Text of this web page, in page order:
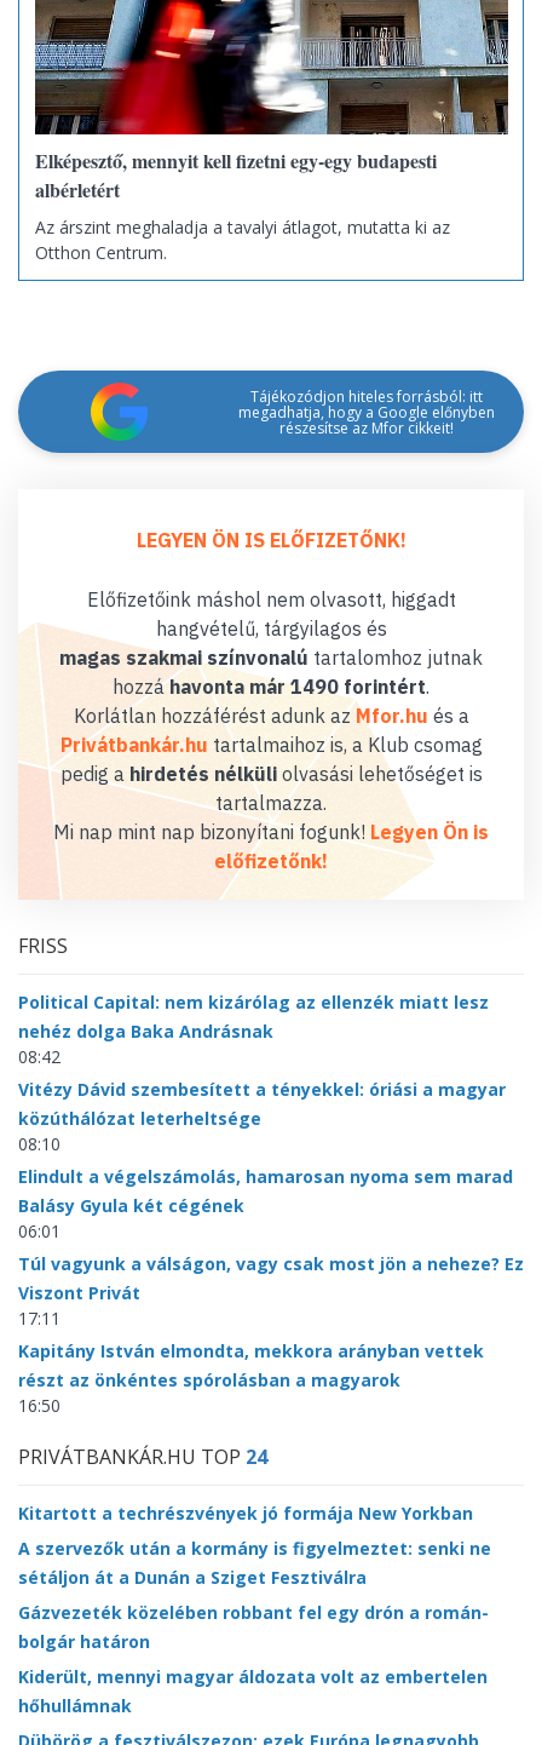
Elképesztő, mennyit kell fizetni egy-egy budapesti
albérletért
Az árszint meghaladja a tavalyi átlagot, mutatta ki az
Otthon Centrum.
Tájékozódjon hiteles forrásból: itt
megadhatja, hogy a Google előnyben
részesítse az Mfor cikkeit!
LEGYEN ÖN IS ELŐFIZETŐNK!
Előfizetőink máshol nem olvasott, higgadt
hangvételű, tárgyilagos és
magas szakmai színvonalú tartalomhoz jutnak
hozzáhavonta már 1490 forintért.
Korlátlan hozzáférést adunk az Mfor.hu és a
Privátbankár.hu tartalmaihoz is, a Klub csomag
pedig a hirdetés nélküliolvasási lehetőséget is
tartalmazza.
Mi nap mint nap bizonyítani fogunk! Legyen Ön is
előfizetőnk!
FRISS
Political Capital: nem kizárólag az ellenzék miatt lesz
nehéz dolga Baka Andrásnak
08:42
Vitézy Dávid szembesített a tényekkel: óriási a magyar
közúthálózat leterheltsége
08:10
Elindult a végelszámolás, hamarosan nyoma sem marad
Balásy Gyula két cégének
06:01
Túl vagyunk a válságon, vagy csak most jön a neheze? Ez
Viszont Privát
17:11
Kapitány István elmondta, mekkora arányban vettek
részt az önkéntes spórolásban a magyarok
16:50
PRIVÁTBANKÁR.HU TOP 24
Kitartott a techrészvények jó formája New Yorkban
A szervezők után a kormány is figyelmeztet: senki ne
sétáljon át a Dunán a Sziget Fesztiválra
Gázvezeték közelében robbant fel egy drón a román-
bolgár határon
Kiderült, mennyi magyar áldozata volt az embertelen
hőhullámnak